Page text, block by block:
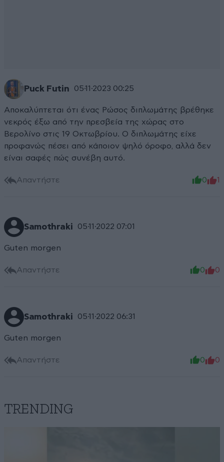
Puck Futin 05·11·2023 00:25
Αποκαλύπτεται ότι ένας Ρώσος διπλωμάτης βρέθηκε
νεκρός έξω από την πρεσβεία της χώρας στο
Βερολίνο στις 19 Οκτωβρίου. Ο διπλωμάτης είχε
προφανώς πέσει από κάποιον ψηλό όροφο, αλλά δεν
είναι σαφές πώς συνέβη αυτό.
Απαντήστε 0 1
Samothraki 05·11·2022 07:01
Guten morgen
Απαντήστε 0 0
Samothraki 05·11·2022 06:31
Guten morgen
Απαντήστε 0 0
TRENDING